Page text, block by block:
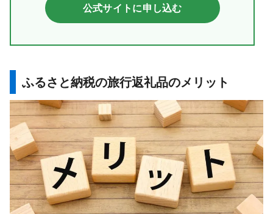
公式サイトに申し込む
ふるさと納税の旅行返礼品のメリット